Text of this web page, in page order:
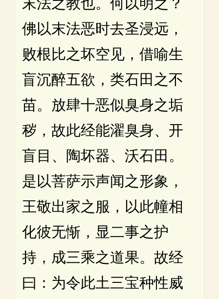
佛以末法恶时去圣浸远，
败根比之坏空见，借喻生
盲沉醉五欲，类石田之不
苗。放肆十恶似臭身之垢
秽，故此经能濯臭身、开
盲目、陶坏器、沃石田。
是以菩萨示声闻之形象，
王敬出家之服，以此幢相
化彼无惭，显二事之护
持，成三乘之道果。故经
曰：为令此土三宝种性威